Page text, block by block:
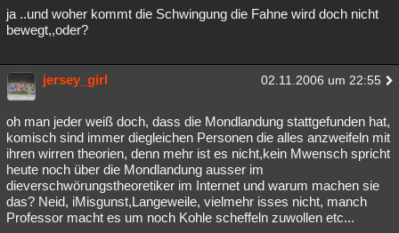
ja ..und woher kommt die Schwingung die Fahne wird doch nicht
bewegt,,oder?
jersey_girl 02.11.2006 um 22:55
oh man jeder weiß doch, dass die Mondlandung stattgefunden hat,
komisch sind immer diegleichen Personen die alles anzweifeln mit
ihren wirren theorien, denn mehr ist es nicht,kein Mwensch spricht
heute noch über die Mondlandung ausser im
dieverschwörungstheoretiker im Internet und warum machen sie
das? Neid, iMisgunst,Langeweile, vielmehr isses nicht, manch
Professor macht es um noch Kohle scheffeln zuwollen etc...